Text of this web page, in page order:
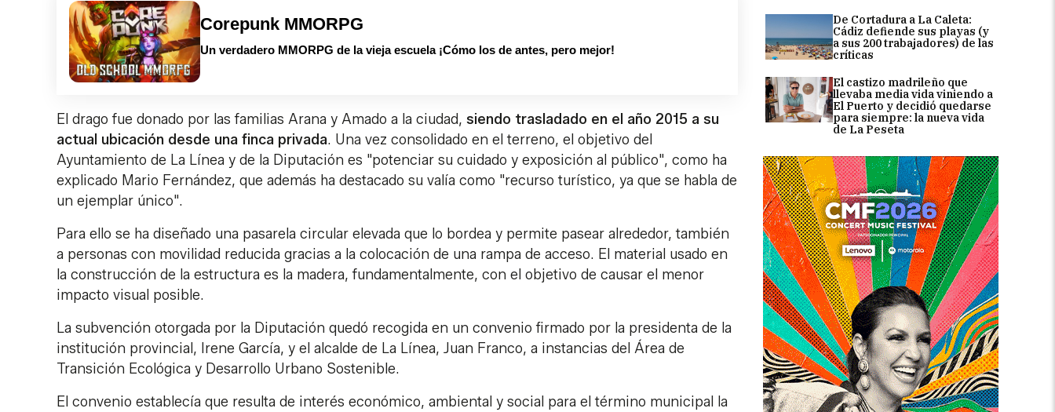
De Cortadura a La Caleta:
Cádiz defiende sus playas (y
a sus 200 trabajadores) de las
críticas
El castizo madrileño que
llevaba media vida viniendo a
El Puerto y decidió quedarse
para siempre: la nueva vida
de La Peseta
Corepunk MMORPG
Un verdadero MMORPG de la vieja escuela ¡Cómo los de antes, pero mejor!
El drago fue donado por las familias Arana y Amado a la ciudad, siendo trasladado en el año 2015 a su
actual ubicación desde una finca privada. Una vez consolidado en el terreno, el objetivo del
Ayuntamiento de La Línea y de la Diputación es "potenciar su cuidado y exposición al público", como ha
explicado Mario Fernández, que además ha destacado su valía como "recurso turístico, ya que se habla de
un ejemplar único".
Para ello se ha diseñado una pasarela circular elevada que lo bordea y permite pasear alrededor, también
a personas con movilidad reducida gracias a la colocación de una rampa de acceso. El material usado en
la construcción de la estructura es la madera, fundamentalmente, con el objetivo de causar el menor
impacto visual posible.
La subvención otorgada por la Diputación quedó recogida en un convenio firmado por la presidenta de la
institución provincial, Irene García, y el alcalde de La Línea, Juan Franco, a instancias del Área de
Transición Ecológica y Desarrollo Urbano Sostenible.
El convenio establecía que resulta de interés económico, ambiental y social para el término municipal la